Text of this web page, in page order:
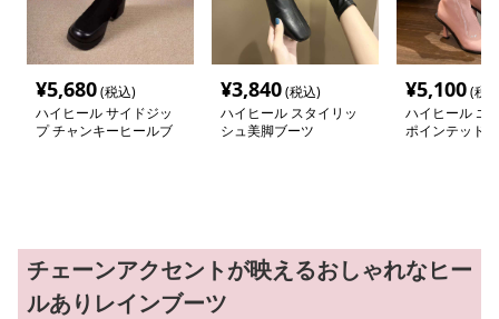
¥5,680(税込)
ハイヒール サイドジッ
プ チャンキーヒールブ
¥3,840(税込)
ハイヒール スタイリッ
シュ美脚ブーツ
¥5,100(税
ハイヒール エ
ポインテッド
チェーンアクセントが映えるおしゃれなヒー
ルありレインブーツ